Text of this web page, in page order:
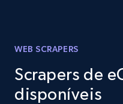
WEB SCRAPERS
Scrapers de
disponíveis